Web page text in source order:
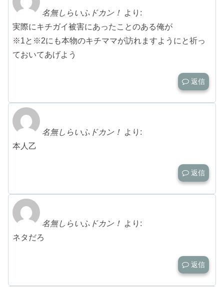
名無しらいふドカン！ より:
実際にキチガイ被害にあったことのある俺が
※1と※2にも本物のキチママが訪れますようにと祈っ
ておいてあげよう
返信
名無しらいふドカン！ より:
本人乙
返信
名無しらいふドカン！ より:
ネタだろ
返信